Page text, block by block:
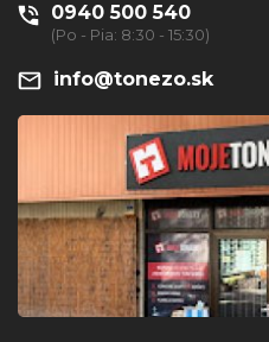
0940 500 540
(Po - Pia: 8:30 - 15:30)
info@tonezo.sk